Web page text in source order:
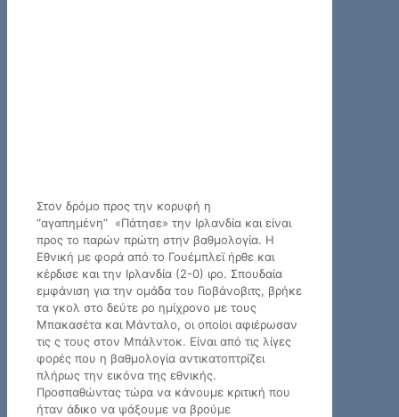
Στον δρόμο προς την κορυφή η
“αγαπημένη” «Πάτησε» την Ιρλανδία και είναι
προς το παρών πρώτη στην βαθμολογία. Η
Εθνική με φορά από το Γουέμπλεϊ ήρθε και
κέρδισε και την Ιρλανδία (2-0) ιρο. Σπουδαία
εμφάνιση για την ομάδα του Γιοβάνοβιτς, βρήκε
τα γκολ στο δεύτε ρο ημίχρονο με τους
Μπακασέτα και Μάνταλο, οι οποίοι αφιέρωσαν
τις ς τους στον Μπάλντοκ. Είναι από τις λίγες
φορές που η βαθμολογία αντικατοπτρίζει
πλήρως την εικόνα της εθνικής.
Προσπαθώντας τώρα να κάνουμε κριτική που
ήταν άδικο να ψάξουμε να βρούμε